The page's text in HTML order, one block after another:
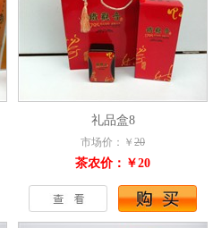
礼品盒8
市场价：￥ 20
茶农价：￥20